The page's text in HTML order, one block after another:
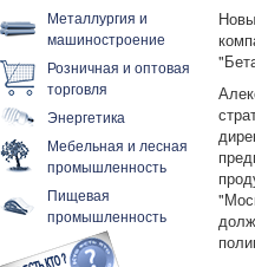
Металлургия и
машиностроение
Розничная и оптовая
торговля
Энергетика
Мебельная и лесная
промышленность
Пищевая
промышленность